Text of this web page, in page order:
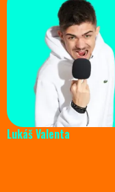
Lukáš Valenta